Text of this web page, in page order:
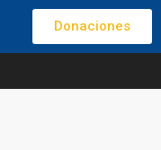
Donaciones